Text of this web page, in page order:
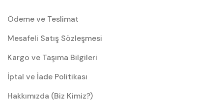
Ödeme ve Teslimat
Mesafeli Satış Sözleşmesi
Kargo ve Taşıma Bilgileri
İptal ve İade Politikası
Hakkımızda (Biz Kimiz?)